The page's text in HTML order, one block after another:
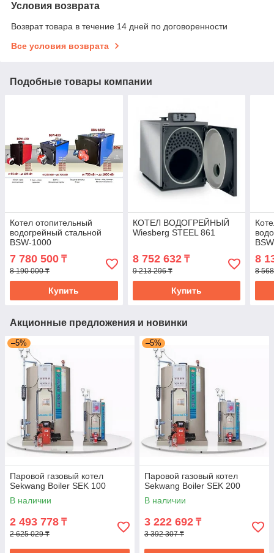
Условия возврата
Возврат товара в течение 14 дней по договоренности
Все условия возврата
Подобные товары компании
Котел отопительный
водогрейный стальной
BSW-1000
7 780 500 ₸
8 190 000 ₸
Купить
КОТЕЛ ВОДОГРЕЙНЫЙ
Wiesberg STEEL 861
8 752 632₸
9 213 296 ₸
Купить
8
8
Акционные предложения и новинки
–5%
Паровой газовый котел
Sekwang Boiler SEK 100
В наличии
2 493 778 ₸
2 625 029 ₸
–5%
Паровой газовый котел
Sekwang Boiler SEK 200
В наличии
3 222 692 ₸
3 392 307 ₸